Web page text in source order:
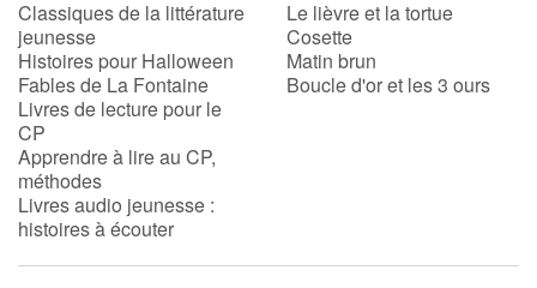
Vidéos & Tutoriaux
Blog
Actualités
Classiques de la littérature
jeunesse
Histoires pour Halloween
Fables de La Fontaine
Livres de lecture pour le
CP
Apprendre à lire au CP,
méthodes
Livres audio jeunesse :
histoires à écouter
Le lièvre et la tortue
Cosette
Matin brun
Boucle d'or et les 3 ours